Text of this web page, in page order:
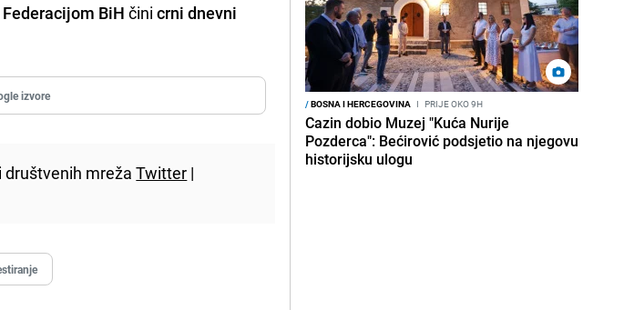
Federacijom BiH činicrni dnevni
izvore
i društvenih mrežaTwitter |
/BOSNA I HERCEGOVINA I PRIJE OKO 9H
Cazin dobio Muzej "Kuća Nurije
Pozderca": Bećirović podsjetio na njegovu
historijsku ulogu